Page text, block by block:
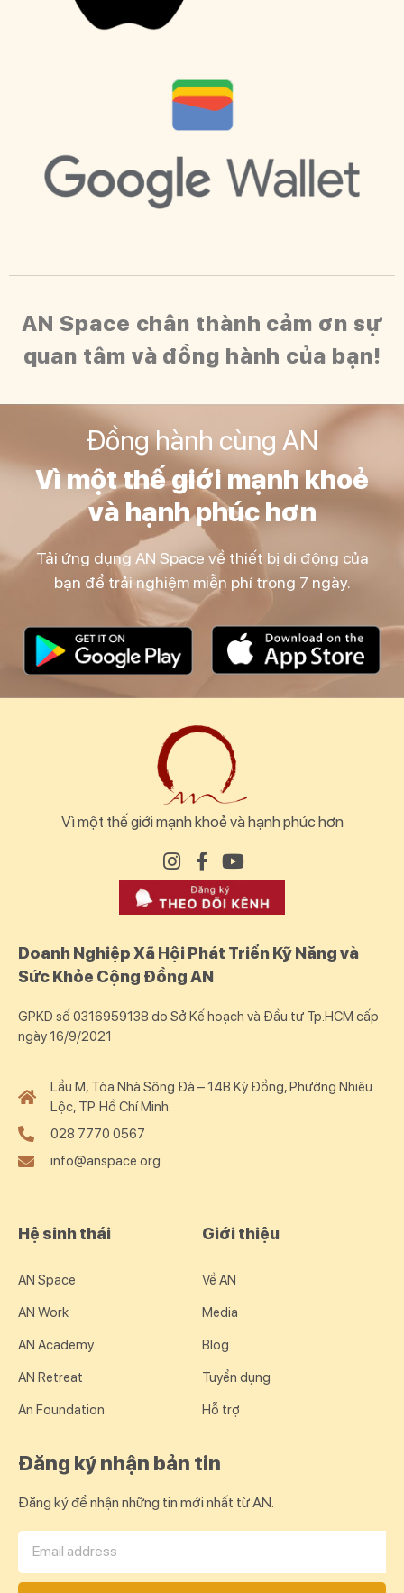
AN Space chân thành cảm ơn sự
quan tâm và đồng hành của bạn!
Đồng hành cùng AN
Vì một thế giới mạnh khoẻ
và hạnh phúc hơn
Tải ứng dụng AN Space về thiết bị di động của
bạn để trải nghiệm miễn phí trong 7 ngày.
Vì một thế giới mạnh khoẻ và hạnh phúc hơn
Doanh Nghiệp Xã Hội Phát Triển Kỹ Năng và
Sức Khỏe Cộng Đồng AN
GPKD số 0316959138 do Sở Kế hoạch và Đầu tư Tp.HCM cấp
ngày 16/9/2021
Lầu M, Tòa Nhà Sông Đà – 14B Kỳ Đồng, Phường Nhiêu
Lộc, TP. Hồ Chí Minh.
028 7770 0567
info@anspace.org
Hệ sinh thái
AN Space
AN Work
AN Academy
AN Retreat
An Foundation
Giới thiệu
Về AN
Media
Blog
Tuyển dụng
Hỗ trợ
Đăng ký nhận bản tin
Đăng ký để nhận những tin mới nhất từ AN.